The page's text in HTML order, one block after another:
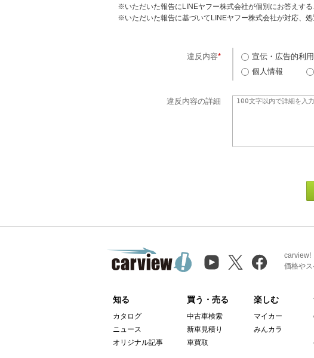
※いただいた報告にLINEヤフー株式会社が個別にお答えする
※いただいた報告に基づいてLINEヤフー株式会社が対応、
違反内容* 宣伝・広告的利用
個人情報
違反内容の詳細
carview!
価格や
知る
カタログ
ニュース
オリジナル記事
買う・売る
中古車検索
新車見積り
車買取
楽しむ
マイカー
みんカラ